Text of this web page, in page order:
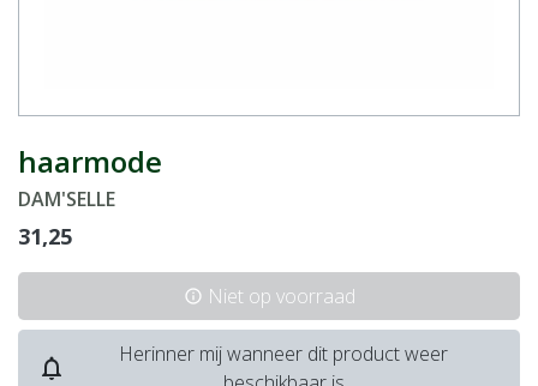
haarmode
DAM'SELLE
31,25
info Niet op voorraad
notifications_none
Herinner mij wanneer dit product weer